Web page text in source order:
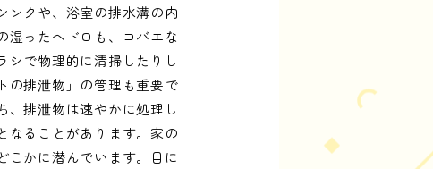
ンクや、浴室の排水溝の内
湿ったヘドロも、コバエな
シで物理的に清掃したりし
の排泄物」の管理も重要で
、排泄物は速やかに処理し
なることがあります。家の
こかに潜んでいます。目に